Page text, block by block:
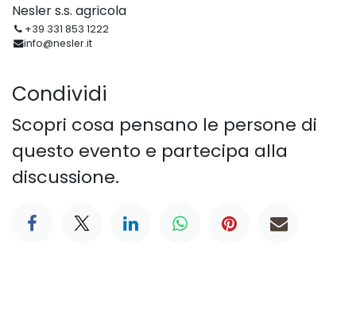
Nesler s.s. agricola
+39 331 853 1222
info@nesler.it
Condividi
Scopri cosa pensano le persone di
questo evento e partecipa alla
discussione.